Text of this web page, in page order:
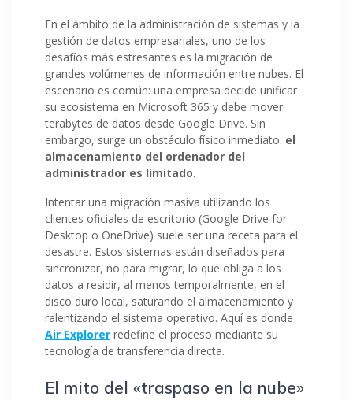
En el ámbito de la administración de sistemas y la
gestión de datos empresariales, uno de los
desafíos más estresantes es la migración de
grandes volúmenes de información entre nubes. El
escenario es común: una empresa decide unificar
su ecosistema en Microsoft 365 y debe mover
terabytes de datos desde Google Drive. Sin
embargo, surge un obstáculo físico inmediato: el
almacenamiento del ordenador del
administrador es limitado.
Intentar una migración masiva utilizando los
clientes oficiales de escritorio (Google Drive for
Desktop o OneDrive) suele ser una receta para el
desastre. Estos sistemas están diseñados para
sincronizar, no para migrar, lo que obliga a los
datos a residir, al menos temporalmente, en el
disco duro local, saturando el almacenamiento y
ralentizando el sistema operativo. Aquí es donde
Air Explorer redefine el proceso mediante su
tecnología de transferencia directa.
El mito del «traspaso en la nube»